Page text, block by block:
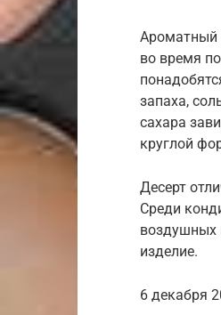
Ароматный
во время
запаха,
сахара
круглой
Десерт
Среди
воздушных
изделие.
6 декабря